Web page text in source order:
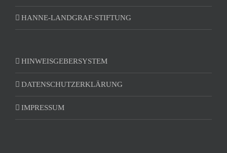
HANNE-LANDGRAF-STIFTUNG
HINWEISGEBERSYSTEM
DATENSCHUTZERKLÄRUNG
IMPRESSUM